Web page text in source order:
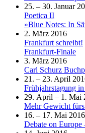
25. – 30. Januar
Poetica II
»Blue Notes: In
2. März 2016
Frankfurt schreibt!
Frankfurt-Finale
3. März 2016
Carl Schurz
21. – 23. April
Frühjahrstagung
29. April – 1. Mai
Mehr Gewicht
16. – 17. Mai 2016
Debate on Europe